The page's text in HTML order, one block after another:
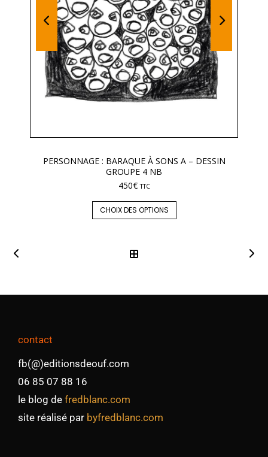
PERSONNAGE : BARAQUE À SONS A – DESSIN
GROUPE 4 NB
450€ TTC
CHOIX DES OPTIONS
contact
fb(@)editionsdeouf.com
06 85 07 88 16
le blog de fredblanc.com
site réalisé par byfredblanc.com